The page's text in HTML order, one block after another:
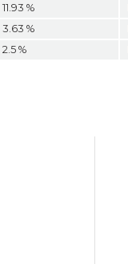
11.93 %
3.63 %
2.5 %